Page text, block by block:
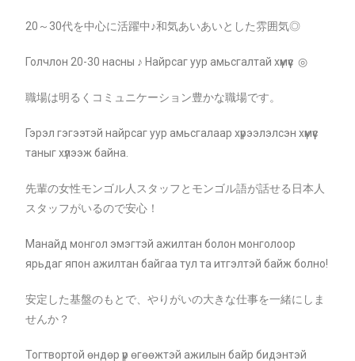
20～30代を中心に活躍中♪和気あいあいとした雰囲気◎
Голчлон 20-30 насны ♪ Найрсаг уур амьсгалтай хүмүүс ◎
職場は明るくコミュニケーション豊かな職場です。
Гэрэл гэгээтэй найрсаг уур амьсгалаар хүрээлэлсэн хүмүүс
таныг хүлээж байна.
先輩の女性モンゴル人スタッフとモンゴル語が話せる日本人
スタッフがいるので安心！
Манайд монгол эмэгтэй ажилтан болон монголоор
ярьдаг япон ажилтан байгаа тул та итгэлтэй байж болно!
安定した基盤のもとで、やりがいの大きな仕事を一緒にしま
せんか？
Тогтвортой өндөр үр өгөөжтэй ажилын байр бидэнтэй